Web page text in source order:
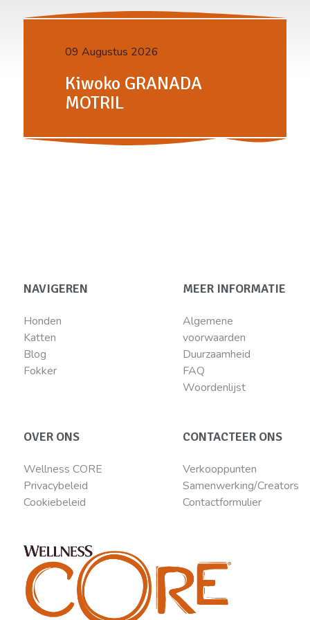
09 Augustus 2026
Kiwoko GRANADA
MOTRIL
NAVIGEREN
Honden
Katten
Blog
Fokker
MEER INFORMATIE
Algemene
voorwaarden
Duurzaamheid
FAQ
Woordenlijst
OVER ONS
Wellness CORE
Privacybeleid
Cookiebeleid
CONTACTEER ONS
Verkooppunten
Samenwerking/Creators
Contactformulier